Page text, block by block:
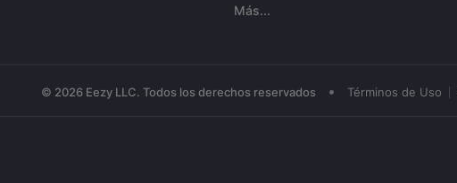
Más...
© 2026 Eezy LLC. Todos los derechos reservados • Términos de Uso